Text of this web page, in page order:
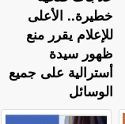
خطيرة.. الأعلى
للإعلام يقرر منع
ظهور سيدة
أسترالية على جميع
الوسائل